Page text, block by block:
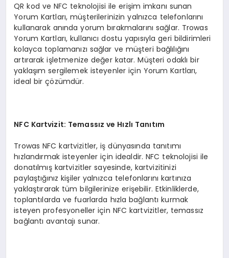
QR kod ve NFC teknolojisi ile erişim imkanı sunan
Yorum Kartları, müşterilerinizin yalnızca telefonlarını
kullanarak anında yorum bırakmalarını sağlar. Trowas
Yorum Kartları, kullanıcı dostu yapısıyla geri bildirimleri
kolayca toplamanızı sağlar ve müşteri bağlılığını
artırarak işletmenize değer katar. Müşteri odaklı bir
yaklaşım sergilemek isteyenler için Yorum Kartları,
ideal bir çözümdür.
NFC Kartvizit: Temassız ve Hızlı Tanıtım
Trowas NFC kartvizitler, iş dünyasında tanıtımı
hızlandırmak isteyenler için idealdir. NFC teknolojisi ile
donatılmış kartvizitler sayesinde, kartvizitinizi
paylaştığınız kişiler yalnızca telefonlarını kartınıza
yaklaştırarak tüm bilgilerinize erişebilir. Etkinliklerde,
toplantılarda ve fuarlarda hızla bağlantı kurmak
isteyen profesyoneller için NFC kartvizitler, temassız
bağlantı avantajı sunar.